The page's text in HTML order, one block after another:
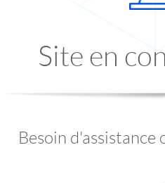
Site en
Besoin